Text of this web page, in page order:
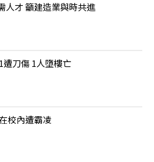
人才 籲建造業與時共進
刀傷 1人墮樓亡
校內遭霸凌